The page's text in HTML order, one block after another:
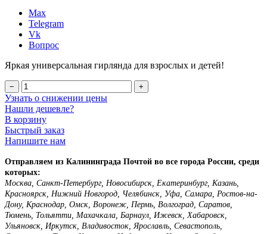
Max
Telegram
Vk
Вопрос
Яркая универсальная гирлянда для взрослых и детей!
− +
Узнать о снижении цены
Нашли дешевле?
В корзину
Быстрый заказ
Напишите нам
Отправляем из Калининграда Почтой во все города России, среди
которых:
Москва, Санкт-Петербург, Новосибирск, Екатеринбург, Казань,
Красноярск, Нижний Новгород, Челябинск, Уфа, Самара, Ростов-на-
Дону, Краснодар, Омск, Воронеж, Пермь, Волгоград, Саратов,
Тюмень, Тольятти, Махачкала, Барнаул, Ижевск, Хабаровск,
Ульяновск, Иркутск, Владивосток, Ярославль, Севастополь,